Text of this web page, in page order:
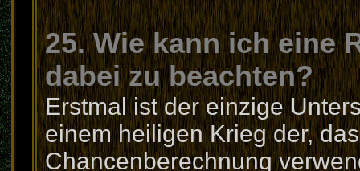
25. Wie kann ich eine
dabei zu beachten?
Erstmal ist der einzige
einem heiligen Krieg der,
Chancenberechnung